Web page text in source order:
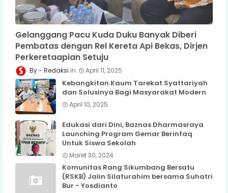
Gelanggang Pacu Kuda Duku Banyak Diberi
Pembatas dengan Rel Kereta Api Bekas, Dirjen
Perkeretaapian Setuju
Redaksi April 11, 2025
Kebangkitan Kaum Tarekat Syattariyah
dan Solusinya Bagi Masyarakat Modern
April 10, 2025
Edukasi dari Dini, Baznas Dharmasraya
Launching Program Gemar Berinfaq
Untuk Siswa Sekolah
Maret 30, 2024
Komunitas Rang Sikumbang Bersatu
(RSKB) Jalin Silaturahim bersama Suhatri
Bur - Yosdianto